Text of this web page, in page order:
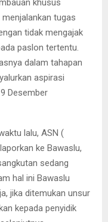
menjalankan tugas
tidak mengajak
paslon tertentu.
dalam tahapan
aspirasi
Desember
lalu, ASN (
ke Bawaslu,
sedang
hal ini Bawaslu
jika ditemukan unsur
kepada penyidik